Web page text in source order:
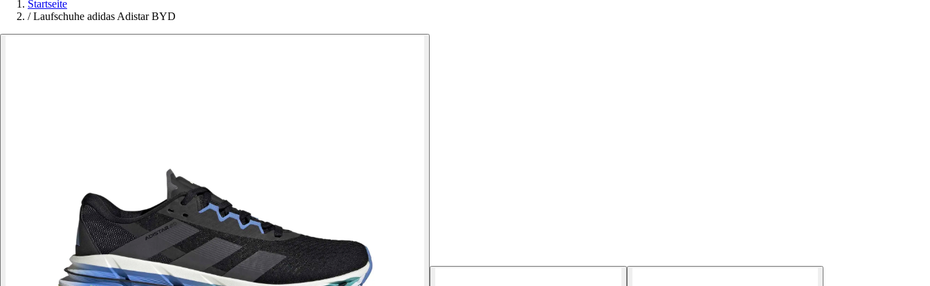
Startseite
/ Laufschuhe adidas Adistar BYD